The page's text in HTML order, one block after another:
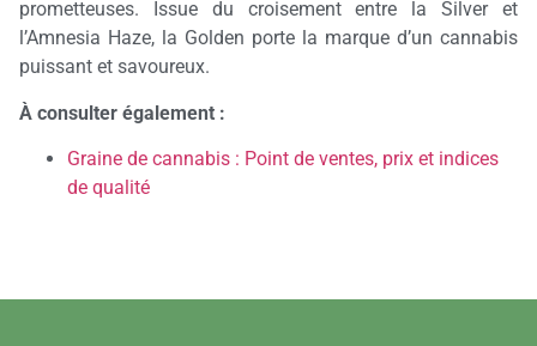
prometteuses. Issue du croisement entre la Silver et
l’Amnesia Haze, la Golden porte la marque d’un cannabis
puissant et savoureux.
À consulter également :
Graine de cannabis : Point de ventes, prix et indices
de qualité